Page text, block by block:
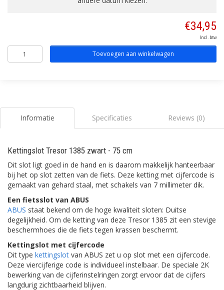
€34,95
Incl. btw
Toevoegen aan winkelwagen
Informatie Specificaties Reviews (0)
Kettingslot Tresor 1385 zwart - 75 cm
Dit slot ligt goed in de hand en is daarom makkelijk hanteerbaar
bij het op slot zetten van de fiets. Deze ketting met cijfercode is
gemaakt van gehard staal, met schakels van 7 millimeter dik.
Een fietsslot van ABUS
ABUS staat bekend om de hoge kwaliteit sloten: Duitse
degelijkheid. Om de ketting van deze Tresor 1385 zit een stevige
beschermhoes die de fiets tegen krassen beschermt.
Kettingslot met cijfercode
Dit type kettingslot van ABUS zet u op slot met een cijfercode.
Deze viercijferige code is individueel instelbaar. De speciale 2K
bewerking van de cijferinstelringen zorgt ervoor dat de cijfers
langdurig zichtbaarheid blijven.